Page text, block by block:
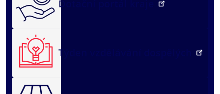
Dotační portál kraje
Týden vzdělávání dospělých